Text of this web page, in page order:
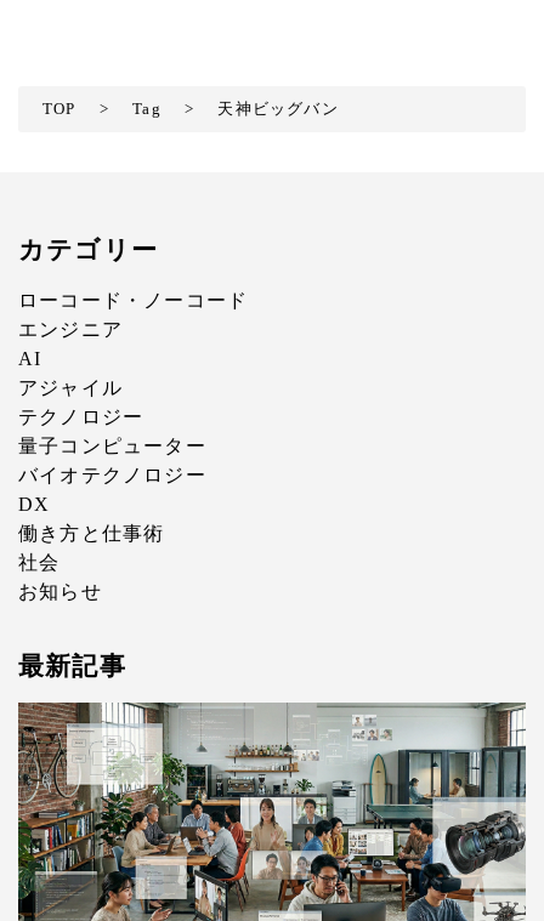
TOP > Tag > 天神ビッグバン
カテゴリー
ローコード・ノーコード
エンジニア
AI
アジャイル
テクノロジー
量子コンピューター
バイオテクノロジー
DX
働き方と仕事術
社会
お知らせ
最新記事